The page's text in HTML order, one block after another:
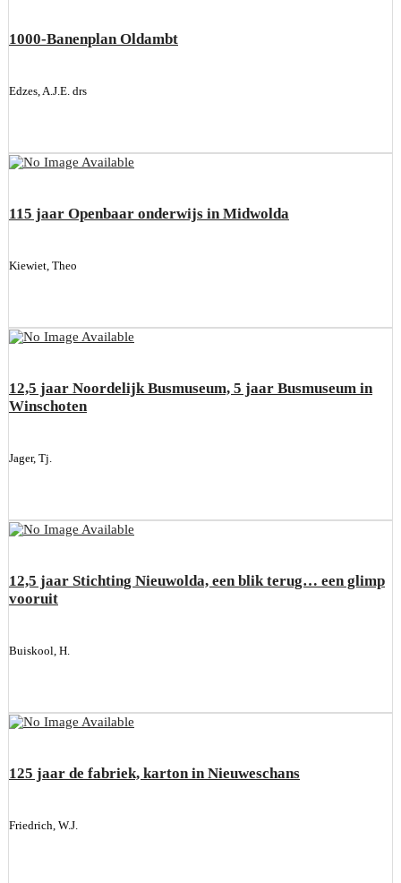
1000-Banenplan Oldambt
Edzes, A.J.E. drs
115 jaar Openbaar onderwijs in Midwolda
Kiewiet, Theo
12,5 jaar Noordelijk Busmuseum, 5 jaar Busmuseum in
Winschoten
Jager, Tj.
12,5 jaar Stichting Nieuwolda, een blik terug… een glimp
vooruit
Buiskool, H.
125 jaar de fabriek, karton in Nieuweschans
Friedrich, W.J.